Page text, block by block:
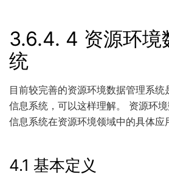
3.6.4. 4 资源环境
统
目前较完善的资源环境数据管理系
信息系统，可以这样理解。 资源环
信息系统在资源环境领域中的具体应
4.1 基本定义